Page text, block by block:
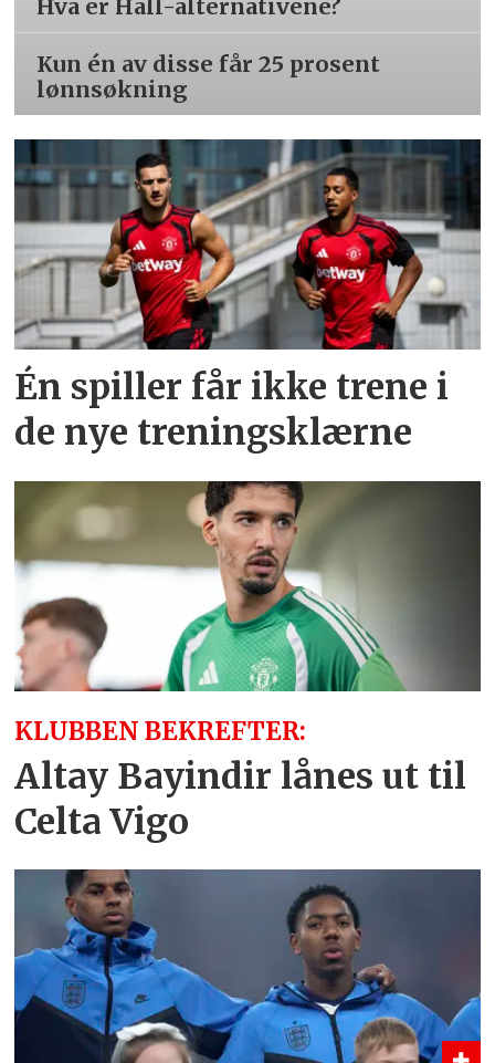
Hva er Hall-alternativene?
Kun én av disse får 25 prosent
lønnsøkning
Én spiller får ikke trene i
de nye treningsklærne
KLUBBEN BEKREFTER:
Altay Bayindir lånes ut til
Celta Vigo